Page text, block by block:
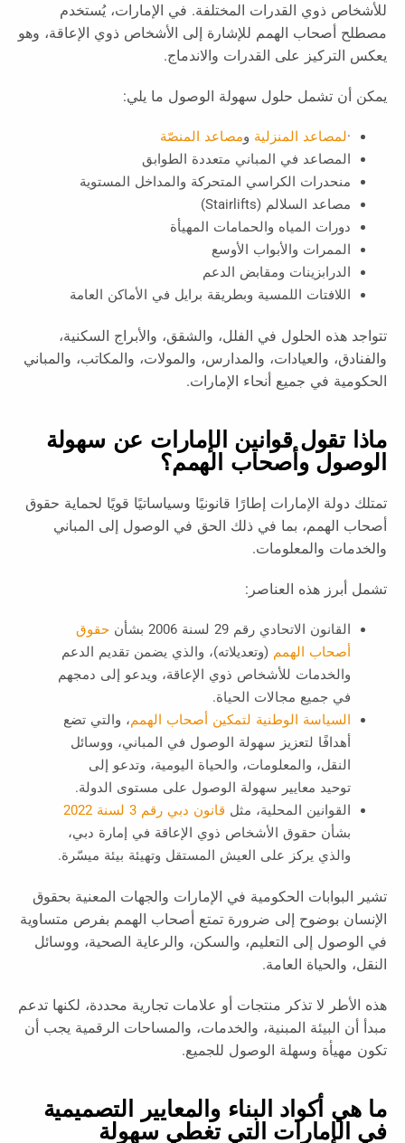
للأشخاص ذوي القدرات المختلفة. في الإمارات، يُستخدم
مصطلح أصحاب الهمم للإشارة إلى الأشخاص ذوي الإعاقة، وهو
يعكس التركيز على القدرات والاندماج.
يمكن أن تشمل حلول سهولة الوصول ما يلي:
·لمصاعد المنزلية ومصاعد المنصّة
المصاعد في المباني متعددة الطوابق
منحدرات الكراسي المتحركة والمداخل المستوية
مصاعد السلالم (Stairlifts)
دورات المياه والحمامات المهيأة
الممرات والأبواب الأوسع
الدرابزينات ومقابض الدعم
اللافتات اللمسية وبطريقة برايل في الأماكن العامة
تتواجد هذه الحلول في الفلل، والشقق، والأبراج السكنية،
والفنادق، والعيادات، والمدارس، والمولات، والمكاتب، والمباني
الحكومية في جميع أنحاء الإمارات.
ماذا تقول قوانين الإمارات عن سهولة
الوصول وأصحاب الهمم؟
تمتلك دولة الإمارات إطارًا قانونيًا وسياساتيًا قويًا لحماية حقوق
أصحاب الهمم، بما في ذلك الحق في الوصول إلى المباني
والخدمات والمعلومات.
تشمل أبرز هذه العناصر:
القانون الاتحادي رقم 29 لسنة 2006 بشأن
حقوق
أصحاب الهمم (وتعديلاته)، والذي يضمن تقديم الدعم
والخدمات للأشخاص ذوي الإعاقة، ويدعو إلى دمجهم
في جميع مجالات الحياة.
السياسة الوطنية لتمكين أصحاب الهمم، والتي تضع
أهدافًا لتعزيز سهولة الوصول في المباني، ووسائل
النقل، والمعلومات، والحياة اليومية، وتدعو إلى
توحيد معايير سهولة الوصول على مستوى الدولة.
القوانين المحلية، مثل قانون دبي رقم 3 لسنة 2022
بشأن حقوق الأشخاص ذوي الإعاقة في إمارة دبي،
والذي يركز على العيش المستقل وتهيئة بيئة ميسّرة.
تشير البوابات الحكومية في الإمارات والجهات المعنية بحقوق
الإنسان بوضوح إلى ضرورة تمتع أصحاب الهمم بفرص متساوية
في الوصول إلى التعليم، والسكن، والرعاية الصحية، ووسائل
النقل، والحياة العامة.
هذه الأطر لا تذكر منتجات أو علامات تجارية محددة، لكنها تدعم
مبدأ أن البيئة المبنية، والخدمات، والمساحات الرقمية يجب أن
تكون مهيأة وسهلة الوصول للجميع.
ما هي أكواد البناء والمعايير التصميمية
في الإمارات التي تغطي سهولة